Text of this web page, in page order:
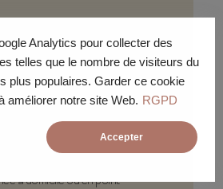
Analytics pour collecter des
telles que le nombre de visiteurs du
plus populaires. Garder ce cookie
améliorer notre site Web. RGPD
Accepter
DÉLAI
à domicile ou en point